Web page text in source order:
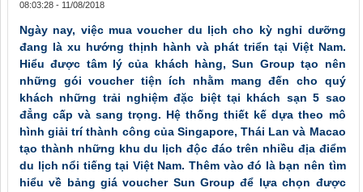
08:03:28 - 11/08/2018
Ngày nay, việc mua voucher du lịch cho kỳ nghỉ dưỡng
đang là xu hướng thịnh hành và phát triển tại Việt Nam.
Hiểu được tâm lý của khách hàng, Sun Group tạo nên
những gói voucher tiện ích nhằm mang đến cho quý
khách những trải nghiệm đặc biệt tại khách sạn 5 sao
đẳng cấp và sang trọng. Hệ thống thiết kế dựa theo mô
hình giải trí thành công của Singapore, Thái Lan và Macao
tạo thành những khu du lịch độc đáo trên nhiều địa điểm
du lịch nổi tiếng tại Việt Nam. Thêm vào đó là bạn nên tìm
hiểu về bảng giá voucher Sun Group để lựa chọn được